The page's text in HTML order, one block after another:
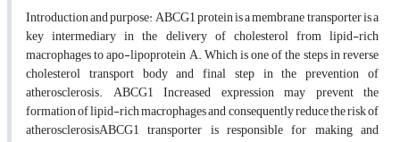
Introduction and purpose: ABCG1 protein is a membrane transporter is a
key intermediary in the delivery of cholesterol from lipid-rich
macrophages to apo-lipoprotein A. Which is one of the steps in reverse
cholesterol transport body and final step in the prevention of
atherosclerosis. ABCG1 Increased expression may prevent the
formation of lipid-rich macrophages and consequently reduce the risk of
atherosclerosisABCG1 transporter is responsible for making and